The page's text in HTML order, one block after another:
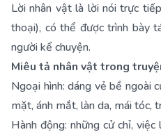
Lời nhân vật là lời nói trực
thoại), có thể được trình bày
người kể chuyện.
Miêu tả nhân vật trong
Ngoại hình: dáng vẻ bề ngoài
mặt, ánh mắt, làn da, mái tóc,
Hành động: những cử chỉ,